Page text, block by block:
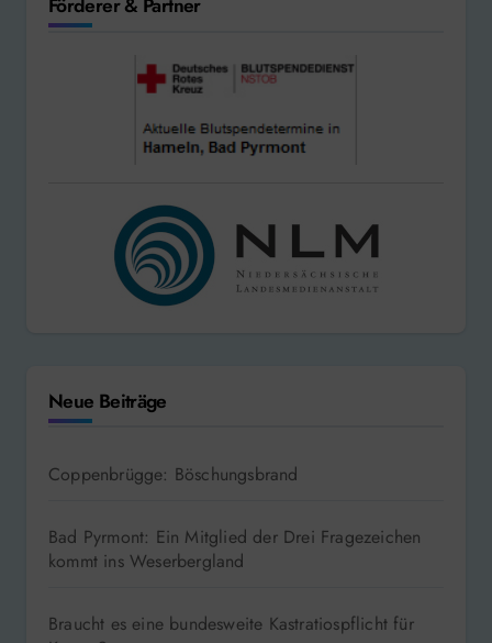
Förderer & Partner
Neue Beiträge
Coppenbrügge: Böschungsbrand
Bad Pyrmont: Ein Mitglied der Drei Fragezeichen
kommt ins Weserbergland
Braucht es eine bundesweite Kastratiospflicht für